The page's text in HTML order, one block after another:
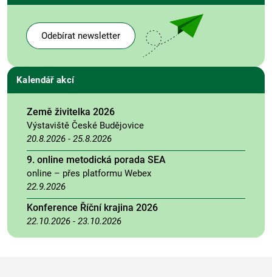
Odebírat newsletter
Kalendář akcí
Země živitelka 2026
Výstaviště České Budějovice
20.8.2026 - 25.8.2026
9. online metodická porada SEA
online – přes platformu Webex
22.9.2026
Konference Říční krajina 2026
22.10.2026 - 23.10.2026